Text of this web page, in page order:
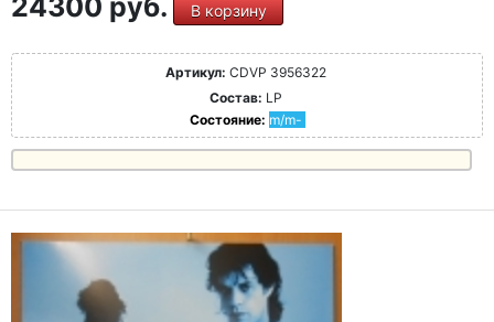
24300 руб. В корзину
Артикул: CDVP 3956322
Состав: LP
Состояние: m/m-